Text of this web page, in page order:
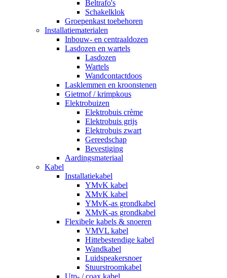
Beltrafo's
Schakelklok
Groepenkast toebehoren
Installatiematerialen
Inbouw- en centraaldozen
Lasdozen en wartels
Lasdozen
Wartels
Wandcontactdoos
Lasklemmen en kroonstenen
Gietmof / krimpkous
Elektrobuizen
Elektrobuis crème
Elektrobuis grijs
Elektrobuis zwart
Gereedschap
Bevestiging
Aardingsmateriaal
Kabel
Installatiekabel
YMvK kabel
XMvK kabel
YMvK-as grondkabel
XMvK-as grondkabel
Flexibele kabels & snoeren
VMVL kabel
Hittebestendige kabel
Wandkabel
Luidspeakersnoer
Stuurstroomkabel
Utp- / coax kabel